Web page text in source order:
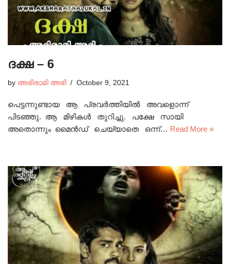
ദക്ഷ – 6
by അഭിരാമി അഭി October 9, 2021
പെട്ടന്നുണ്ടായ ആ പ്രവർത്തിയിൽ അവളൊന്ന്
പിടഞ്ഞു. ആ മിഴികൾ തുറിച്ചു. പക്ഷേ സായി
അതൊന്നും മൈൻഡ് ചെയ്യാതെ ഒന്ന്… Read More »